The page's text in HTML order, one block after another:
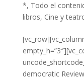
*, Todo el
libros, Cine y
democratic